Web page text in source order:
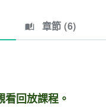
章節 (6)
回放課程。